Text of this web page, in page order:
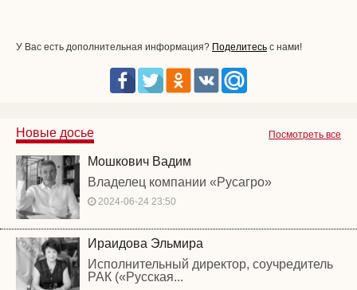
У Вас есть дополнительная информация? Поделитесь с нами!
Посмотреть все
Новые досье
Мошкович Вадим
Владелец компании «Русагро»
2024-06-24 23:50
Ираидова Эльмира
Исполнительный директор, соучредитель
РАК («Русская...